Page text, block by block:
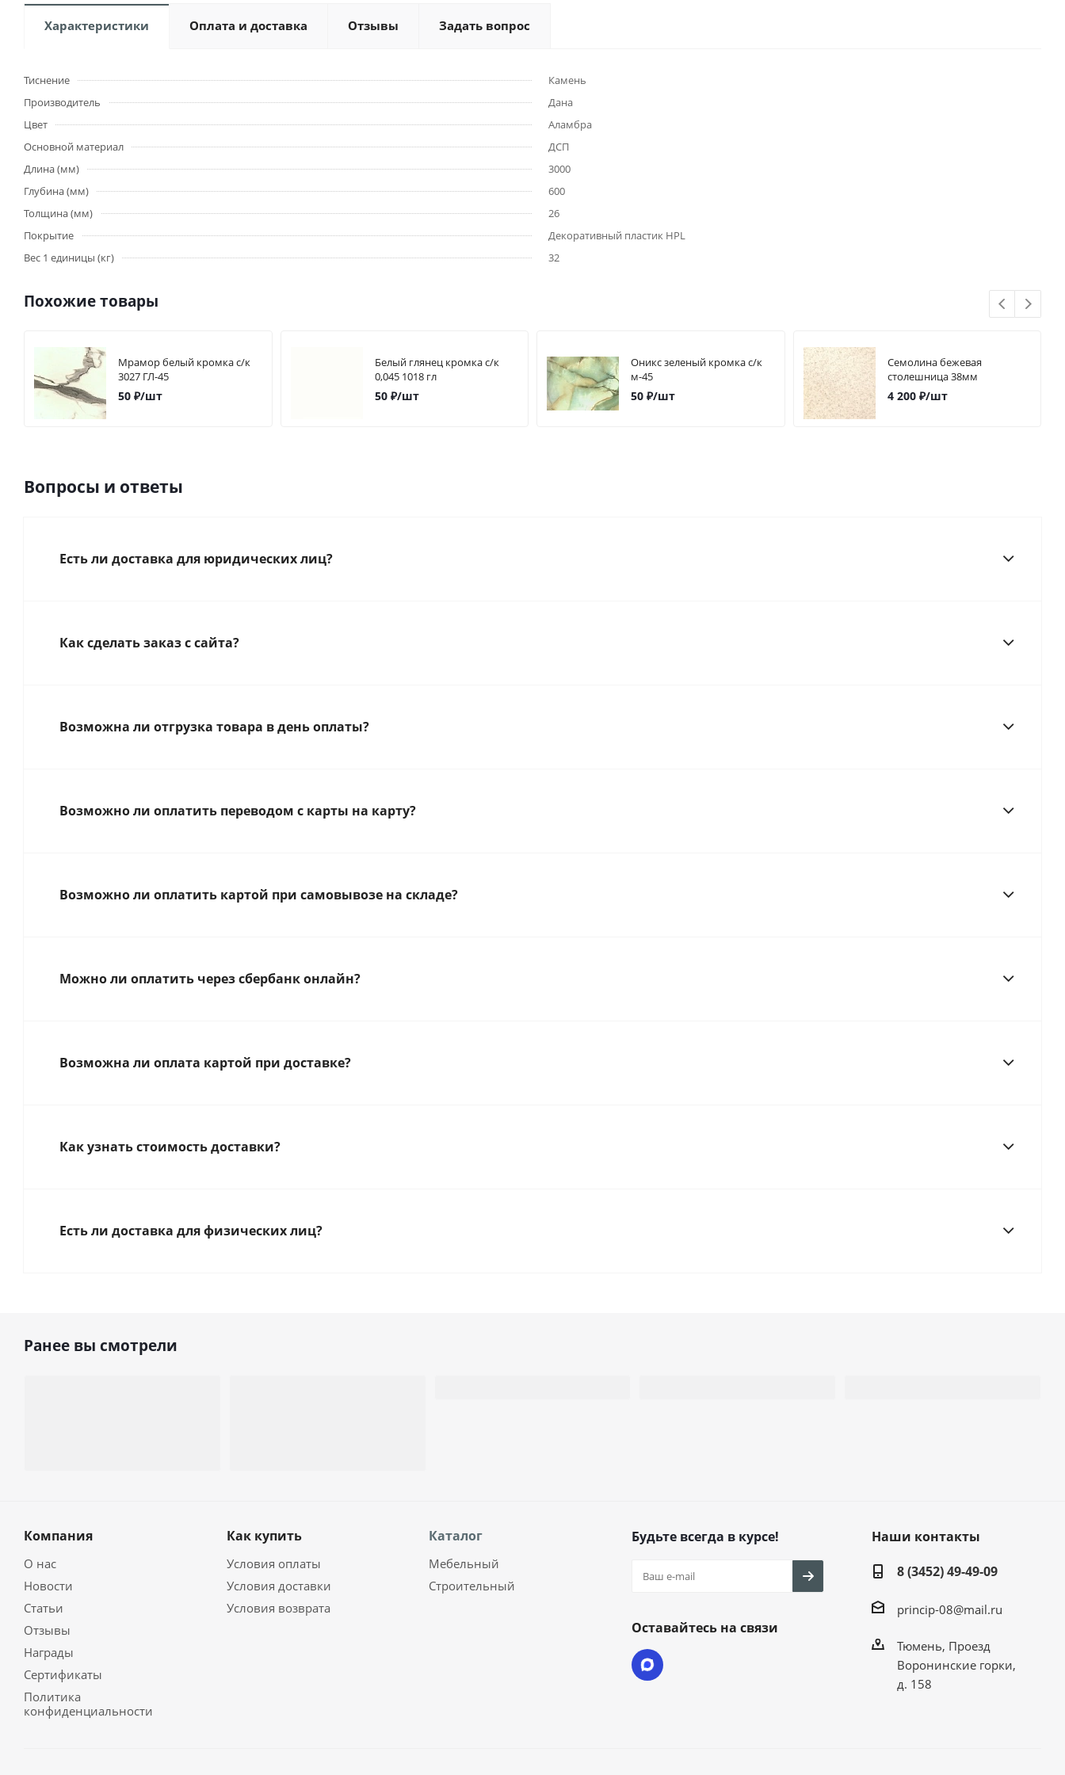
Характеристики Оплата и доставка Отзывы Задать вопрос
Тиснение
Камень
Производитель
Дана
Цвет
Аламбра
Основной материал
ДСП
Длина (мм)
3000
Глубина (мм)
600
Толщина (мм)
26
Покрытие
Декоративный пластик HPL
Вес 1 единицы (кг)
32
Похожие товары
Мрамор белый кромка с/к
3027 ГЛ-45
50 ₽/шт
Белый глянец кромка с/к
0,045 1018 гл
50₽/шт
Оникс зеленый кромка с/к
м-45
50 ₽/шт
Семолина бежевая
столешница 38мм
4 200₽/шт
Вопросы и ответы
Есть ли доставка для юридических лиц?
Как сделать заказ с сайта?
Возможна ли отгрузка товара в день оплаты?
Возможно ли оплатить переводом с карты на карту?
Возможно ли оплатить картой при самовывозе на складе?
Можно ли оплатить через сбербанк онлайн?
Возможна ли оплата картой при доставке?
Как узнать стоимость доставки?
Есть ли доставка для физических лиц?
Ранее вы смотрели
Компания
О нас
Новости
Статьи
Отзывы
Награды
Сертификаты
Политика
конфиденциальности
Как купить
Условия оплаты
Условия доставки
Условия возврата
Каталог
Мебельный
Строительный
Будьте всегда в курсе!
Оставайтесь на связи
Наши контакты
8 (3452) 49-49-09
princip-08@mail.ru
Тюмень, Проезд
Воронинские горки,
д. 158